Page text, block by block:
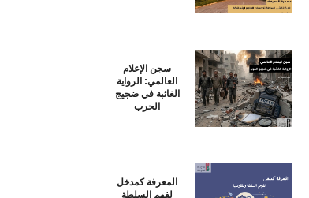
سجن الإعلام
العالمي: الرواية
الغائبة في ضجيج
الحرب
المعرفة كمدخل
لفهم السلطة